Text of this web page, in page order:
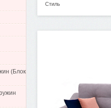
Стиль
(Блок